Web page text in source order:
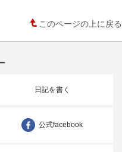
このページの上に戻る
日記を書く
公式facebook